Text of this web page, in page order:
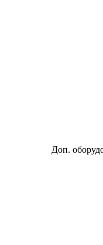
Доп.